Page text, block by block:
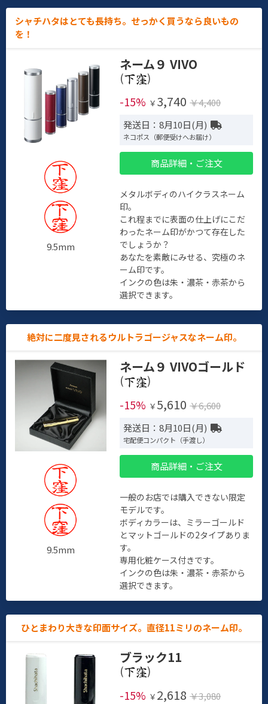
シャチハタはとても長持ち。せっかく買うなら良いもの
を！
9.5mm
ネーム９ VIVO
(
)
-15% ￥ 3,740 ￥4,400
発送日：8月10日(月)
ネコポス（郵便受けへお届け）
商品詳細・ご注文
メタルボディのハイクラスネーム
印。
これ程までに表面の仕上げにこだ
わったネーム印がかつて存在した
でしょうか？
あなたを素敵にみせる、究極のネ
ーム印です。
インクの色は朱・濃茶・赤茶から
選択できます。
絶対に二度見されるウルトラゴージャスなネーム印。
9.5mm
ネーム９ VIVOゴールド
(
)
-15% ￥ 5,610 ￥6,600
発送日：8月10日(月)
宅配便コンパクト（手渡し）
商品詳細・ご注文
一般のお店では購入できない限定
モデルです。
ボディカラーは、ミラーゴールド
とマットゴールドの2タイプありま
す。
専用化粧ケース付きです。
インクの色は朱・濃茶・赤茶から
選択できます。
ひとまわり大きな印面サイズ。直径11ミリのネーム印。
ブラック11
(
)
-15% ￥ 2,618 ￥3,080